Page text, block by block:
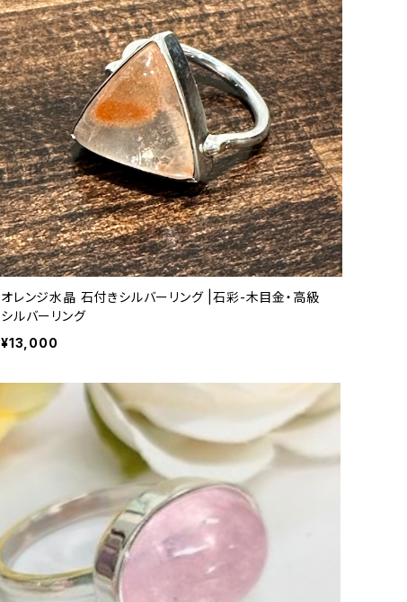
オレンジ水晶 石付きシルバーリング |石彩-木目金・高級
シルバーリング
¥13,000